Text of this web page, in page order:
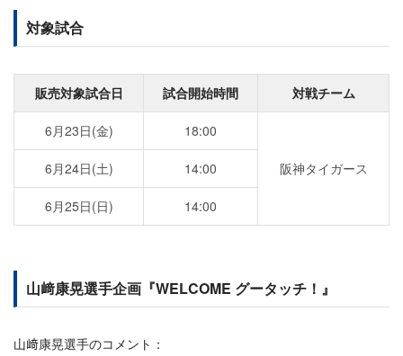
対象試合
販売対象試合日 試合開始時間 対戦チーム
6月23日(金) 18:00
阪神タイガース
6月24日(土) 14:00
6月25日(日) 14:00
山﨑康晃選手企画『WELCOME グータッチ！』
山﨑康晃選手のコメント：